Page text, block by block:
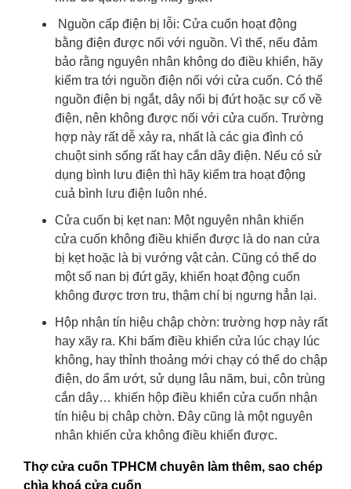
Nguồn cấp điện bị lỗi: Cửa cuốn hoạt động
bằng điện được nối với nguồn. Vì thế, nếu đảm
bảo rằng nguyên nhân không do điều khiển, hãy
kiểm tra tới nguồn điện nối với cửa cuốn. Có thể
nguồn điện bị ngắt, dây nối bị đứt hoặc sự cố về
điện, nên không được nối với cửa cuốn. Trường
hợp này rất dễ xảy ra, nhất là các gia đình có
chuột sinh sống rất hay cắn dây điện. Nếu có sử
dụng bình lưu điện thì hãy kiểm tra hoạt động
cuả bình lưu điện luôn nhé.
Cửa cuốn bị kẹt nan: Một nguyên nhân khiến
cửa cuốn không điều khiển được là do nan cửa
bị kẹt hoặc là bị vướng vật cản. Cũng có thể do
một số nan bị đứt gãy, khiến hoạt động cuốn
không được trơn tru, thậm chí bị ngưng hẳn lại.
Hộp nhận tín hiệu chập chờn: trường hợp này rất
hay xãy ra. Khi bấm điều khiển cửa lúc chạy lúc
không, hay thỉnh thoảng mới chạy có thể do chập
điện, do ẩm ướt, sử dụng lâu năm, bui, côn trùng
cắn dây… khiến hộp điều khiển cửa cuốn nhận
tín hiệu bị châp chờn. Đây cũng là một nguyên
nhân khiến cửa không điều khiển được.
Thợ cửa cuốn TPHCM chuyên làm thêm, sao chép
chìa khoá cửa cuốn